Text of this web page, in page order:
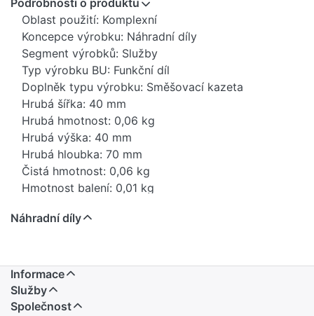
Oblast použití: Komplexní
Koncepce výrobku: Náhradní díly
Segment výrobků: Služby
Typ výrobku BU: Funkční díl
Doplněk typu výrobku: Směšovací kazeta
Hrubá šířka: 40 mm
Hrubá hmotnost: 0,06 kg
Hrubá výška: 40 mm
Hrubá hloubka: 70 mm
Čistá hmotnost: 0,06 kg
Hmotnost balení: 0,01 kg
EAN: 4029011428753
Země původu: DE
Novinka: Ne
Prodejní program: Ano
Náhradní díly
Informace
Služby
Společnost